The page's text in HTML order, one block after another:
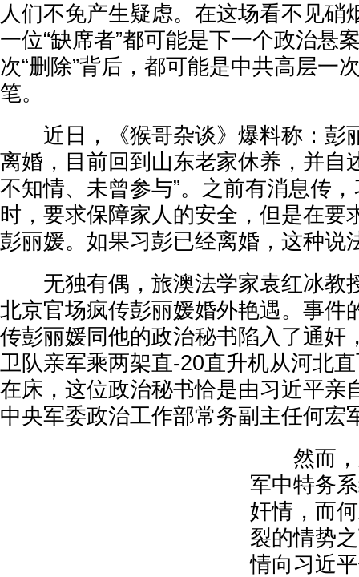
人们不免产生疑虑。在这场看不见硝
一位“缺席者”都可能是下一个政治悬
次“删除”背后，都可能是中共高层一
笔。
近日，《猴哥杂谈》爆料称：彭
离婚，目前回到山东老家休养，并自
不知情、未曾参与”。之前有消息传
时，要求保障家人的安全，但是在要
彭丽媛。如果习彭已经离婚，这种说
无独有偶，旅澳法学家袁红冰教
北京官场疯传彭丽媛婚外艳遇。事件
传彭丽媛同他的政治秘书陷入了通奸
卫队亲军乘两架直-20直升机从河北
在床，这位政治秘书恰是由习近平亲
中央军委政治工作部常务副主任何宏
然而，
军中特务
奸情，而
裂的情势
情向习近